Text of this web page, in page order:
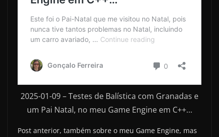
2025-01-09 – Testes de Balística com Granadas e
um Pai Natal, no meu Game Engine em C++…
Post anterior, também sobre o meu Game Engine, mas